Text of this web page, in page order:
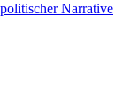
Narrative